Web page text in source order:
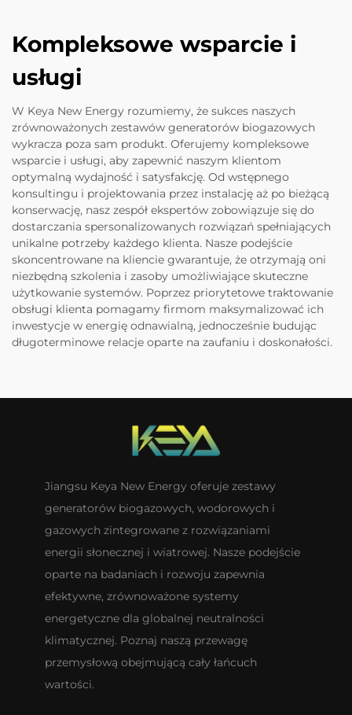
Kompleksowe wsparcie i
usługi
W Keya New Energy rozumiemy, że sukces naszych
zrównoważonych zestawów generatorów biogazowych
wykracza poza sam produkt. Oferujemy kompleksowe
wsparcie i usługi, aby zapewnić naszym klientom
optymalną wydajność i satysfakcję. Od wstępnego
konsultingu i projektowania przez instalację aż po bieżącą
konserwację, nasz zespół ekspertów zobowiązuje się do
dostarczania spersonalizowanych rozwiązań spełniających
unikalne potrzeby każdego klienta. Nasze podejście
skoncentrowane na kliencie gwarantuje, że otrzymają oni
niezbędną szkolenia i zasoby umożliwiające skuteczne
użytkowanie systemów. Poprzez priorytetowe traktowanie
obsługi klienta pomagamy firmom maksymalizować ich
inwestycje w energię odnawialną, jednocześnie budując
długoterminowe relacje oparte na zaufaniu i doskonałości.
Jiangsu Keya New Energy oferuje zestawy
generatorów biogazowych, wodorowych i
gazowych zintegrowane z rozwiązaniami
energii słonecznej i wiatrowej. Nasze podejście
oparte na badaniach i rozwoju zapewnia
efektywne, zrównoważone systemy
energetyczne dla globalnej neutralności
klimatycznej. Poznaj naszą przewagę
przemysłową obejmującą cały łańcuch
wartości.